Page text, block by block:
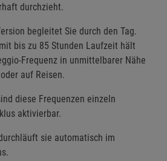
durchzieht.
begleitet Sie durch den Tag.
bis zu 85 Stunden Laufzeit hält
Frequenz in unmittelbarer Nähe
auf Reisen.
diese Frequenzen einzeln
aktivierbar.
sie automatisch im